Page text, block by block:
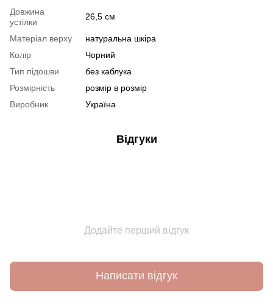
Довжина
устілки
26,5 см
Матеріал верху
натуральна шкіра
Колір
Чорний
Тип підошви
без каблука
Розмірність
розмір в розмір
Виробник
Україна
Відгуки
Додайте перший відгук
Написати відгук